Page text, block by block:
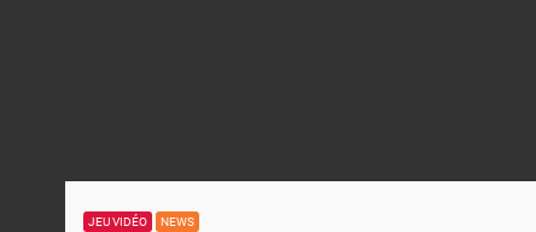
JEU VIDÉO NEWS